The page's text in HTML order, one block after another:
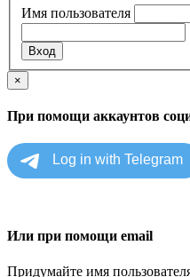
Имя пользователя
×
При помощи аккаунтов
Или при помощи email
Придумайте имя